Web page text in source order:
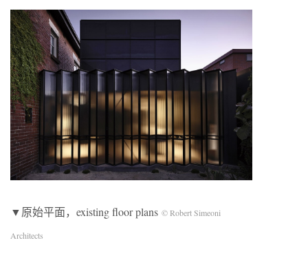
▼原始平面，existing floor plans © Robert Simeoni
Architects